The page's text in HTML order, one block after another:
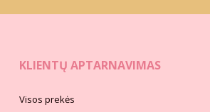
KLIENTŲ APTARNAVIMAS
Visos prekės